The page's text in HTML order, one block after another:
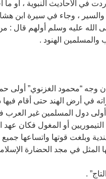
وردت في الأحاديث النبوية ،
، وجاء في سيرة ابن
عليه وسلم أولهم قال :
والمسلمين الهنود .
“محمود الغزنوي” أولى
، وتابع حملاته وانتصاراته في أرض
أولى دول المسلمين غير
وبلغت قوتها واتساعها
المثل في مجد الحضارة
.